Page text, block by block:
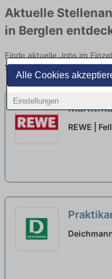
Alle Cookies
Einstellungen
Aktuelle
in Berglen
Finde aktuelle Jobs im
Stellenangebote im
neu
REWE |